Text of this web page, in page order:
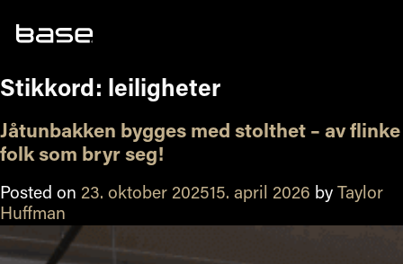
Stikkord: leiligheter
Jåtunbakken bygges med stolthet – av flinke
folk som bryr seg!
Posted on 23. oktober 202515. april 2026 by Taylor
Huffman